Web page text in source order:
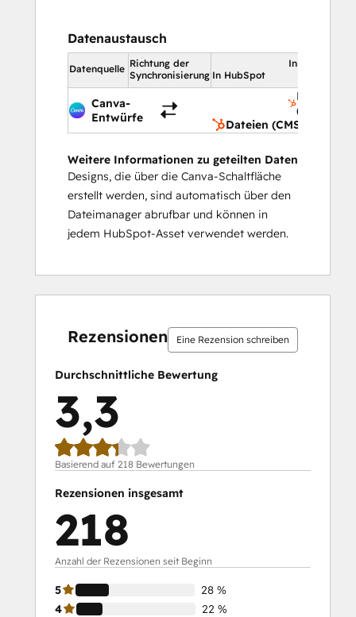
Datenaustausch
Datenquelle Richtung der
Synchronisierung
In HubSpot
In HubSpot
Canva-
Entwürfe
Dateien
(CMS)
Dateien (CMS)
Weitere Informationen zu geteilten Daten
Designs, die über die Canva-Schaltfläche
erstellt werden, sind automatisch über den
Dateimanager abrufbar und können in
jedem HubSpot-Asset verwendet werden.
Rezensionen Eine Rezension schreiben
Durchschnittliche Bewertung
3,3
Basierend auf 218 Bewertungen
Rezensionen insgesamt
218
Anzahl der Rezensionen seit Beginn
5
28 %
4
22 %